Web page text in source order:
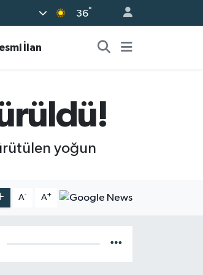
36°
İlan
yoğun
A- A+